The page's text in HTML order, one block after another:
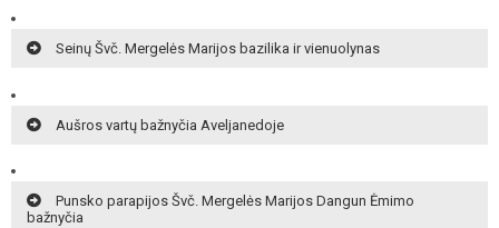
Seinų Švč. Mergelės Marijos bazilika ir vienuolynas
Aušros vartų bažnyčia Aveljanedoje
Punsko parapijos Švč. Mergelės Marijos Dangun Ėmimo
bažnyčia